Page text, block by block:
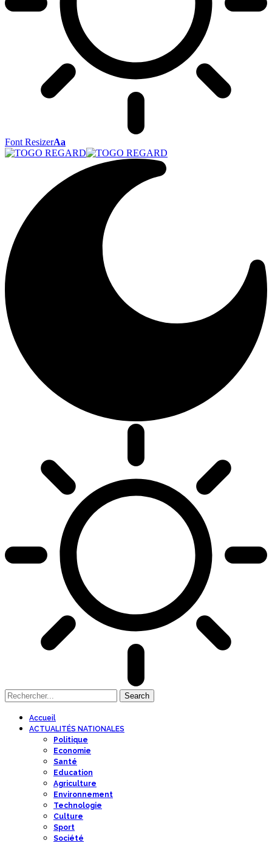
Font ResizerAa
Accueil
ACTUALITÉS NATIONALES
Politique
Economie
Santé
Education
Agriculture
Environnement
Technologie
Culture
Sport
Société